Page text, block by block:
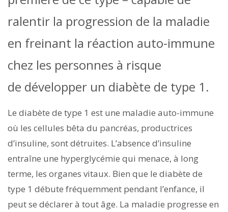
ralentir la progression de la maladie
en freinant la réaction auto-immune
chez les personnes à risque
de développer un diabète de type 1.
Le diabète de type 1 est une maladie auto-immune
où les cellules bêta du pancréas, productrices
d’insuline, sont détruites. L’absence d’insuline
entraîne une hyperglycémie qui menace, à long
terme, les organes vitaux. Bien que le diabète de
type 1 débute fréquemment pendant l’enfance, il
peut se déclarer à tout âge. La maladie progresse en